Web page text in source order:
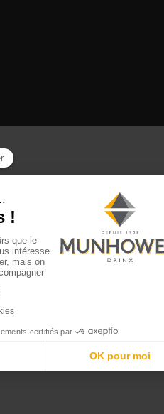
Club Drinx
Drinx / Tous droits réservés